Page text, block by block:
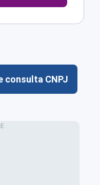
consulta CNPJ